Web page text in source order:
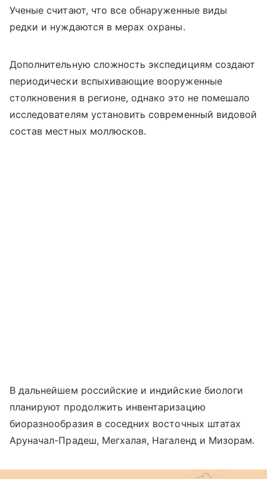
Ученые считают, что все обнаруженные виды
редки и нуждаются в мерах охраны.
Дополнительную сложность экспедициям создают
периодически вспыхивающие вооруженные
столкновения в регионе, однако это не помешало
исследователям установить современный видовой
состав местных моллюсков.
В дальнейшем российские и индийские биологи
планируют продолжить инвентаризацию
биоразнообразия в соседних восточных штатах
Аруначал-Прадеш, Мегхалая, Нагаленд и Мизорам.